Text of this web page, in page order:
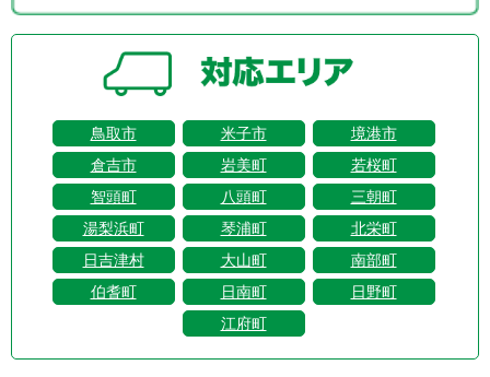
鳥取市 米子市
境港市
倉吉市
岩美町
若桜町
智頭町
八頭町
三朝町
湯梨浜町
琴浦町
北栄町
日吉津村
大山町
南部町
伯耆町
日南町
日野町
江府町